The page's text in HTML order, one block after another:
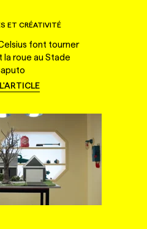
ET CRÉATIVITÉ
font tourner
la roue au Stade